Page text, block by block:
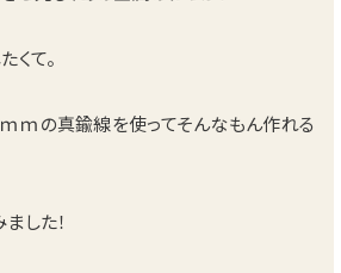
くて。
ｍの真鍮線を使ってそんなもん作れる
した！